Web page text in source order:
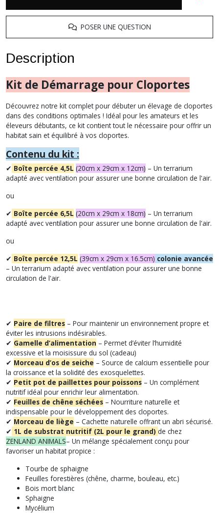
POSER UNE QUESTION
Description
Kit de Démarrage pour Cloportes
Découvrez notre kit complet pour débuter un élevage de cloportes
dans des conditions optimales ! Idéal pour les amateurs et les
éleveurs débutants, ce kit contient tout le nécessaire pour offrir un
habitat sain et équilibré à vos cloportes.
Contenu du kit :
✔ Boîte percée 4,5L (20cm x 29cm x 12cm) – Un terrarium
adapté avec ventilation pour assurer une bonne circulation de l'air.
ou
✔ Boîte percée 6,5L (20cm x 29cm x 18cm) – Un terrarium
adapté avec ventilation pour assurer une bonne circulation de l'air.
ou
✔ Boîte percée 12,5L (39cm x 29cm x 16.5cm) colonie avancée
– Un terrarium adapté avec ventilation pour assurer une bonne
circulation de l'air.
✔ Paire de filtres – Pour maintenir un environnement propre et
éviter les intrusions indésirables.
✔ Gamelle d’alimentation – Permet d’éviter l’humidité
excessive et la moisissure du sol (cadeau)
✔ Morceau d’os de seiche – Source de calcium essentielle pour
la croissance et la solidité des exosquelettes.
✔ Petit pot de paillettes pour poissons – Un complément
nutritif idéal pour enrichir leur alimentation.
✔ Feuilles de chêne séchées – Nourriture naturelle et
indispensable pour le développement des cloportes.
✔ Morceau de liège – Cachette naturelle offrant un abri sécurisé.
✔ 1L de substrat nutritif (2L pour le grand) de chez
ZENLAND ANIMALS– Un mélange spécialement conçu pour
favoriser un habitat propice :
Tourbe de sphaigne
Feuilles forestières (chêne, charme, bouleau, etc.)
Bois mort blanc
Sphaigne
Mycélium